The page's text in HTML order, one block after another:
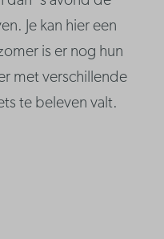
Je kan hier een
is er nog hun
met verschillende
te beleven valt.